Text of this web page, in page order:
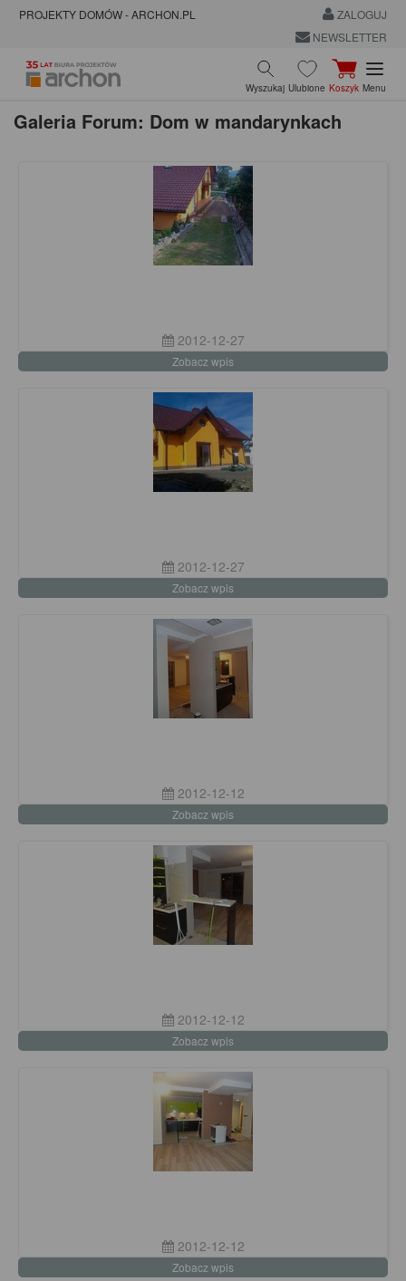
PROJEKTY DOMÓW - ARCHON.PL
ZALOGUJ
NEWSLETTER
Wyszukaj Ulubione Koszyk Menu
Galeria Forum: Dom w mandarynkach
2012-12-27
Zobacz wpis
2012-12-27
Zobacz wpis
2012-12-12
Zobacz wpis
2012-12-12
Zobacz wpis
2012-12-12
Zobacz wpis